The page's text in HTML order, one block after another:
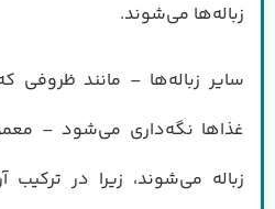
زباله‌ها می‌شوند.
سایر زباله‌ها – مانند ظروفی
غذا‌ها نگه‌داری می‌شود –
زباله می‌شوند، زیرا در ترکیب